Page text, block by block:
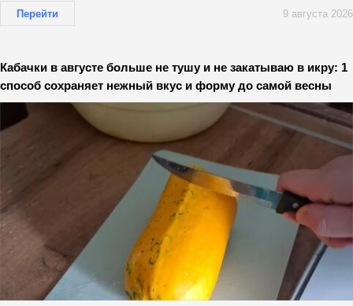
Перейти 9 августа 2026
Кабачки в августе больше не тушу и не закатываю в икру: 1
способ сохраняет нежный вкус и форму до самой весны